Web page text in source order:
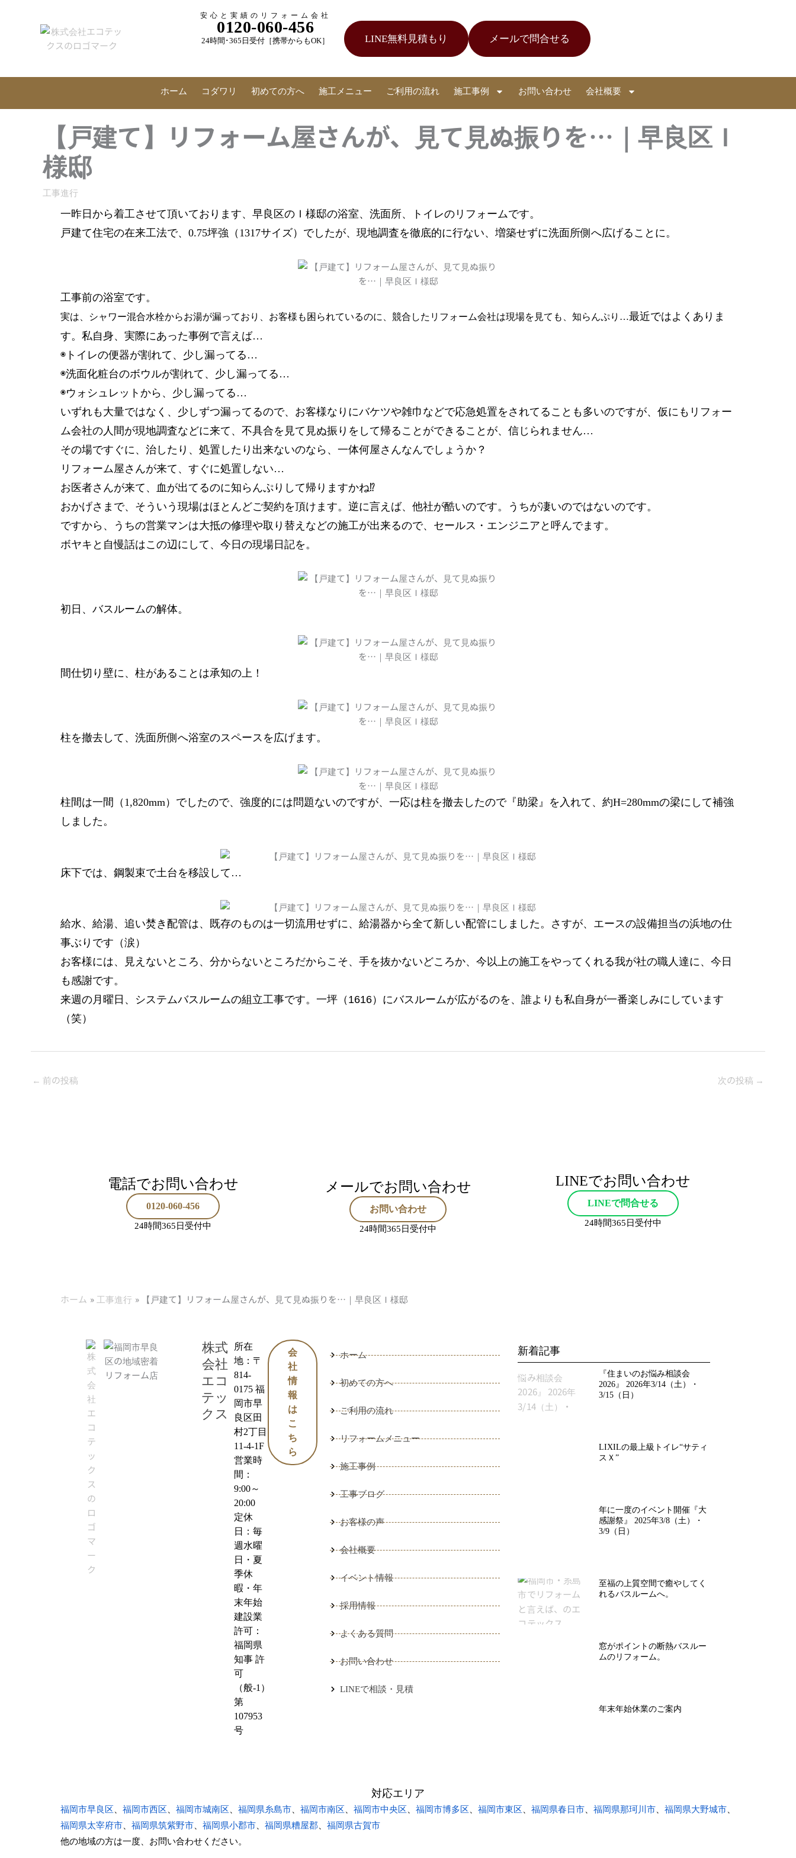
ッ
安心と実績のリフォーム会社
0120-060-456
24時間･365日受付［携帯からもOK］ LINE無料見積もり メールで問合せる
ホーム コダワリ 初めての方へ 施工メニュー ご利用の流れ 施工事例 お問い合わせ 会社概要
【戸建て】リフォーム屋さんが、見て見ぬ振りを…｜早良区Ｉ
様邸
工事進行
一昨日から着工させて頂いております、早良区のＩ様邸の浴室、洗面所、トイレのリフォームです。
戸建て住宅の在来工法で、0.75坪強（1317サイズ）でしたが、現地調査を徹底的に行ない、増築せずに洗面所側へ広げることに。
工事前の浴室です。
実は、シャワー混合水栓からお湯が漏っており、お客様も困られているのに、競合したリフォーム会社は現場を見ても、知らんぷり…最近ではよくありま
す。私自身、実際にあった事例で言えば…
◉トイレの便器が割れて、少し漏ってる…
◉洗面化粧台のボウルが割れて、少し漏ってる…
◉ウォシュレットから、少し漏ってる…
いずれも大量ではなく、少しずつ漏ってるので、お客様なりにバケツや雑巾などで応急処置をされてることも多いのですが、仮にもリフォー
ム会社の人間が現地調査などに来て、不具合を見て見ぬ振りをして帰ることができることが、信じられません…
その場ですぐに、治したり、処置したり出来ないのなら、一体何屋さんなんでしょうか？
リフォーム屋さんが来て、すぐに処置しない…
お医者さんが来て、血が出てるのに知らんぷりして帰りますかね⁉︎
おかげさまで、そういう現場はほとんどご契約を頂けます。逆に言えば、他社が酷いのです。うちが凄いのではないのです。
ですから、うちの営業マンは大抵の修理や取り替えなどの施工が出来るので、セールス・エンジニアと呼んでます。
ボヤキと自慢話はこの辺にして、今日の現場日記を。
初日、バスルームの解体。
間仕切り壁に、柱があることは承知の上！
柱を撤去して、洗面所側へ浴室のスペースを広げます。
柱間は一間（1,820mm）でしたので、強度的には問題ないのですが、一応は柱を撤去したので『助梁』を入れて、約H=280mmの梁にして補強
しました。
床下では、鋼製束で土台を移設して…
給水、給湯、追い焚き配管は、既存のものは一切流用せずに、給湯器から全て新しい配管にしました。さすが、エースの設備担当の浜地の仕
事ぶりです（涙）
お客様には、見えないところ、分からないところだからこそ、手を抜かないどころか、今以上の施工をやってくれる我が社の職人達に、今日
も感謝です。
来週の月曜日、システムバスルームの組立工事です。一坪（1616）にバスルームが広がるのを、誰よりも私自身が一番楽しみにしています
（笑）
← 前の投稿 次の投稿 →
電話でお問い合わせ
0120-060-456
24時間365日受付中
メールでお問い合わせ
お問い合わせ
24時間365日受付中
LINEでお問い合わせ
LINEで問合せる
24時間365日受付中
ホーム 工事進行 【戸建て】リフォーム屋さんが、見て見ぬ振りを…｜早良区Ｉ様邸
株式
会社
エコ
テッ
クス
所在
地：〒
814-
0175 福
岡市早
良区田
村2丁目
11-4-1F
営業時
間：
9:00～
20:00
定休
日：毎
週水曜
日・夏
季休
暇・年
末年始
建設業
許可：
福岡県
知事 許
可
（般-1）
第
107953
号
会
社
情
報
は
こ
ち
ら
ホーム
初めての方へ
ご利用の流れ
リフォームメニュー
施工事例
工事ブログ
お客様の声
会社概要
イベント情報
採用情報
よくある質問
お問い合わせ
LINEで相談・見積
新着記事
『住まいのお悩み相談会
2026』 2026年3/14（土）・
3/15（日）
LIXILの最上級トイレ“サティ
スＸ”
年に一度のイベント開催『大
感謝祭』 2025年3/8（土）・
3/9（日）
至福の上質空間で癒やしてく
れるバスルームへ。
窓がポイントの断熱バスルー
ムのリフォーム。
年末年始休業のご案内
対応エリア
福岡市早良区 、 福岡市西区 、 福岡市城南区 、 福岡県糸島市、 福岡市南区 、 福岡市中央区 、 福岡市博多区 、 福岡市東区 、 福岡県春日市、 福岡県那珂川市、 福岡県大野城市、
福岡県太宰府市、 福岡県筑紫野市、 福岡県小郡市、 福岡県糟屋郡、 福岡県古賀市
他の地域の方は一度、お問い合わせください。